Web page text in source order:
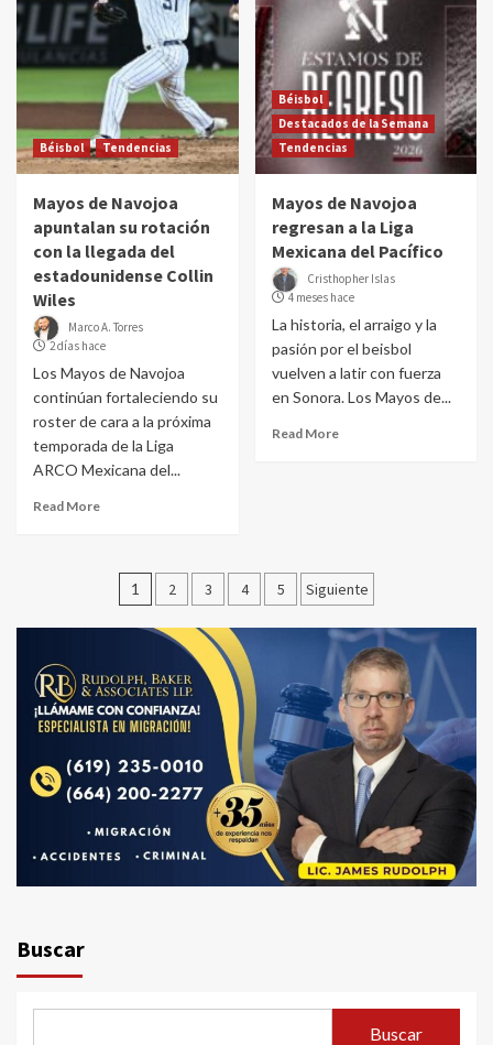
Béisbol Tendencias
Mayos de Navojoa
apuntalan su rotación
con la llegada del
estadounidense Collin
Wiles
Marco A. Torres
2 días hace
Los Mayos de Navojoa
continúan fortaleciendo su
roster de cara a la próxima
temporada de la Liga
ARCO Mexicana del...
Read More
Béisbol
Destacados de la Semana
Tendencias
Mayos de Navojoa
regresan a la Liga
Mexicana del Pacífico
Cristhopher Islas
4 meses hace
La historia, el arraigo y la
pasión por el beisbol
vuelven a latir con fuerza
en Sonora. Los Mayos de...
Read More
Paginación
de
entradas
1 2 3 4 5 Siguiente
Buscar
Buscar